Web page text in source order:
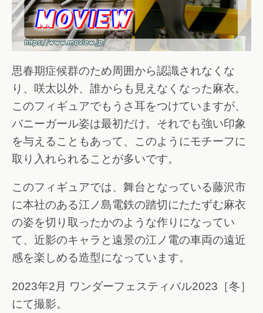
思春期症候群のため周囲から認識されなくな
り、咲太以外、誰からも見えなくなった麻衣。
このフィギュアでもうさ耳をつけていますが、
バニーガール姿は最初だけ。それでも強い印象
を与えることもあって、このようにモチーフに
取り入れられることが多いです。
このフィギュアでは、舞台となっている藤沢市
に本社のある江ノ島電鉄の踏切にたたずむ麻衣
の姿を切り取ったかのような作りになってい
て、近影のキャラと遠景の江ノ電の車両の遠近
感を楽しめる造型になっています。
2023年2月 ワンダーフェスティバル2023［冬］
にて撮影。